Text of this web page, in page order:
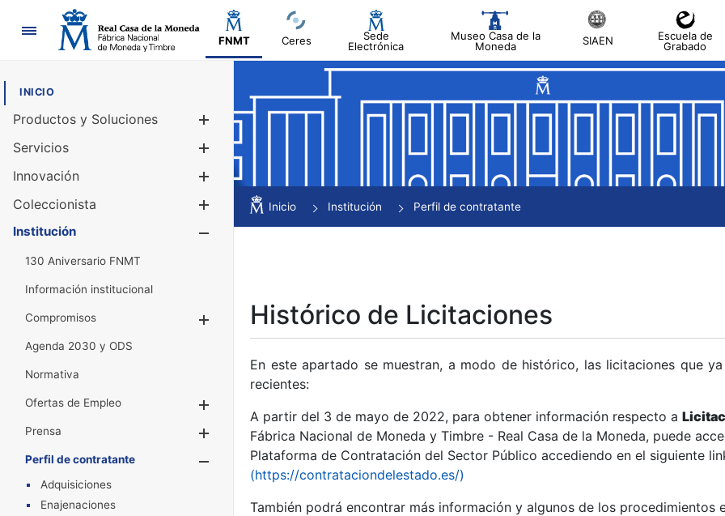
Navegación
FNMT Ceres
Sede
Electrónica
Museo Casa de la
Moneda
SIAEN
Escuela de
Grabado
INICIO
Productos y Soluciones
Mostrar/Ocultar
Servicios
Innovación
Coleccionista
Mostrar/Ocultar
Institución
130 Aniversario FNMT
Información institucional
Compromisos
Mostrar/Ocultar
Agenda 2030 y ODS
Normativa
Ofertas de Empleo
Prensa
Mostrar/Ocultar
Perfil de contratante
Mostrar/Ocultar
Adquisiciones
Enajenaciones
Inicio Institución Perfil de contratante
Histórico de Licitaciones
En este apartado se muestran, a modo de histórico, las licitaciones que
recientes:
A partir del 3 de mayo de 2022, para obtener información respecto a
Fábrica Nacional de Moneda y Timbre - Real Casa de la Moneda, puede
Plataforma de Contratación del Sector Público accediendo en el siguiente
(https://contrataciondelestado.es/)
También podrá encontrar más información y algunos de los procedimientos